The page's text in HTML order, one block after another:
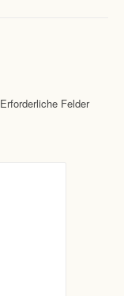
Erforderliche Felder